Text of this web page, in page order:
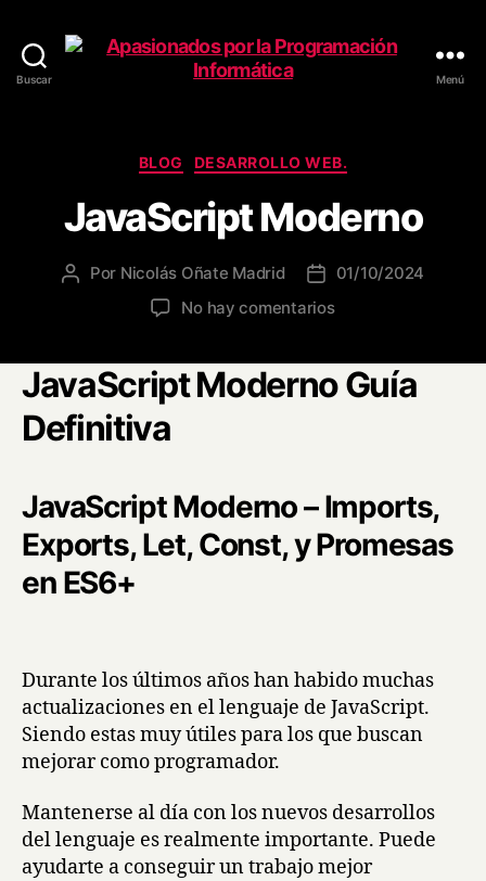
Buscar
Apasionados
Programación
Informática
Menú
Categorías
BLOG DESARROLLO WEB.
JavaScript Moderno
Autor
Por Nicolás Oñate Madrid
Fecha
de
01/10/2024
No hay comentariosen
JavaScript Moderno Guía
Definitiva
JavaScript Moderno – Imports,
Exports, Let, Const, y Promesas
en ES6+
Durante los últimos años han habido muchas
actualizaciones en el lenguaje de JavaScript.
Siendo estas muy útiles para los que buscan
mejorar como programador.
Mantenerse al día con los nuevos desarrollos
del lenguaje es realmente importante. Puede
ayudarte a conseguir un trabajo mejor